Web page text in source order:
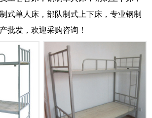
式单人床，部队制式上下床，专业钢制
批发，欢迎采购咨询！